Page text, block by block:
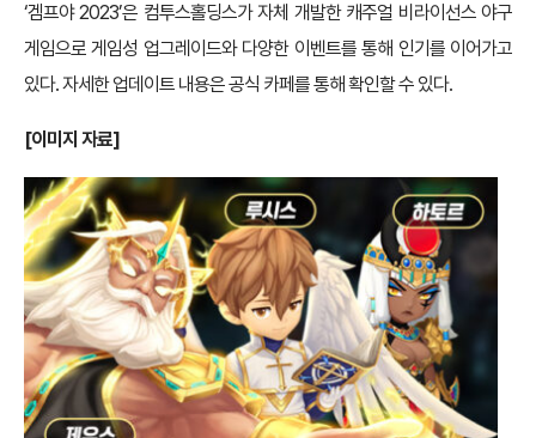
‘겜프야 2023’은 컴투스홀딩스가 자체 개발한 캐주얼 비라이선스 야구
게임으로 게임성 업그레이드와 다양한 이벤트를 통해 인기를 이어가고
있다. 자세한 업데이트 내용은 공식 카페를 통해 확인할 수 있다.
[이미지 자료]